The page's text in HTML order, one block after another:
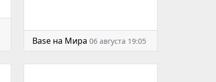
Base на Мира 06 августа 19:05